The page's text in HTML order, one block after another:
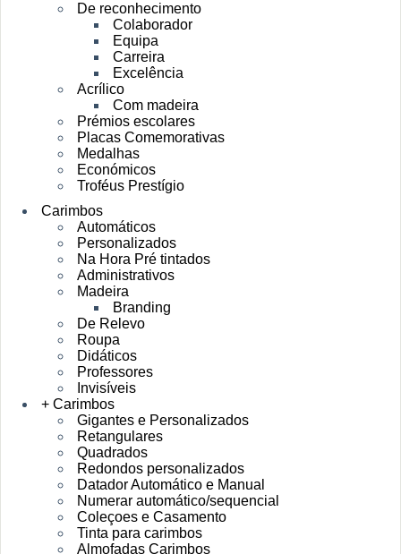
De reconhecimento
Colaborador
Equipa
Carreira
Excelência
Acrílico
Com madeira
Prémios escolares
Placas Comemorativas
Medalhas
Económicos
Troféus Prestígio
Carimbos
Automáticos
Personalizados
Na Hora Pré tintados
Administrativos
Madeira
Branding
De Relevo
Roupa
Didáticos
Professores
Invisíveis
+ Carimbos
Gigantes e Personalizados
Retangulares
Quadrados
Redondos personalizados
Datador Automático e Manual
Numerar automático/sequencial
Coleçoes e Casamento
Tinta para carimbos
Almofadas Carimbos